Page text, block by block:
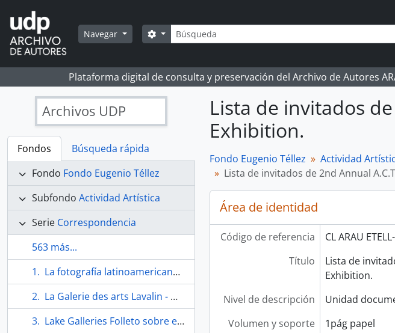
Skip to main content
Navegar Búsqueda
Search options
Plataforma digital de consulta y preservación del Archivo de Autores
Archivos UDP
Fondos
Búsqueda rápida
Fondo Fondo Eugenio Téllez
Subfondo Actividad Artística
Serie Correspondencia
563 más...
La fotografía latinoamericana en el diseño de un nuevo orden informativo internacional / La mirada interior.
La Galerie des arts Lavalin - Montréal
Lake Galleries Folleto sobre exposición de Eugenio Téllez.
Lista de invitados
Exhibition.
Fondo Eugenio Téllez Actividad
Lista de invitados de 2nd Annual
Área de identidad
Código de referencia
CL ARAU
Título
Lista de
Exhibition.
Nivel de descripción
Unidad
Volumen y soporte
1pág papel